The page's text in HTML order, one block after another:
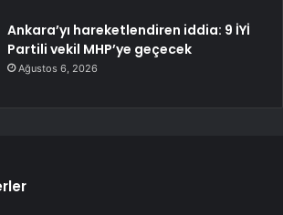
Ankara’yı hareketlendiren iddia: 9 İYİ
Partili vekil MHP’ye geçecek
Ağustos 6, 2026